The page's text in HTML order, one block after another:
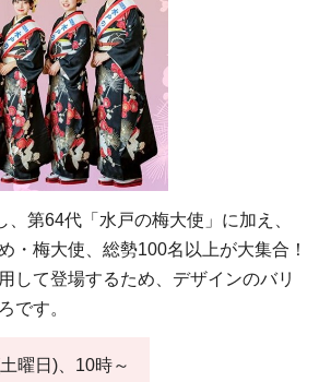
第64代「水戸の梅大使」に加え、
・梅大使、総勢100名以上が大集合！
して登場するため、デザインのバリ
です。
曜日)、10時～